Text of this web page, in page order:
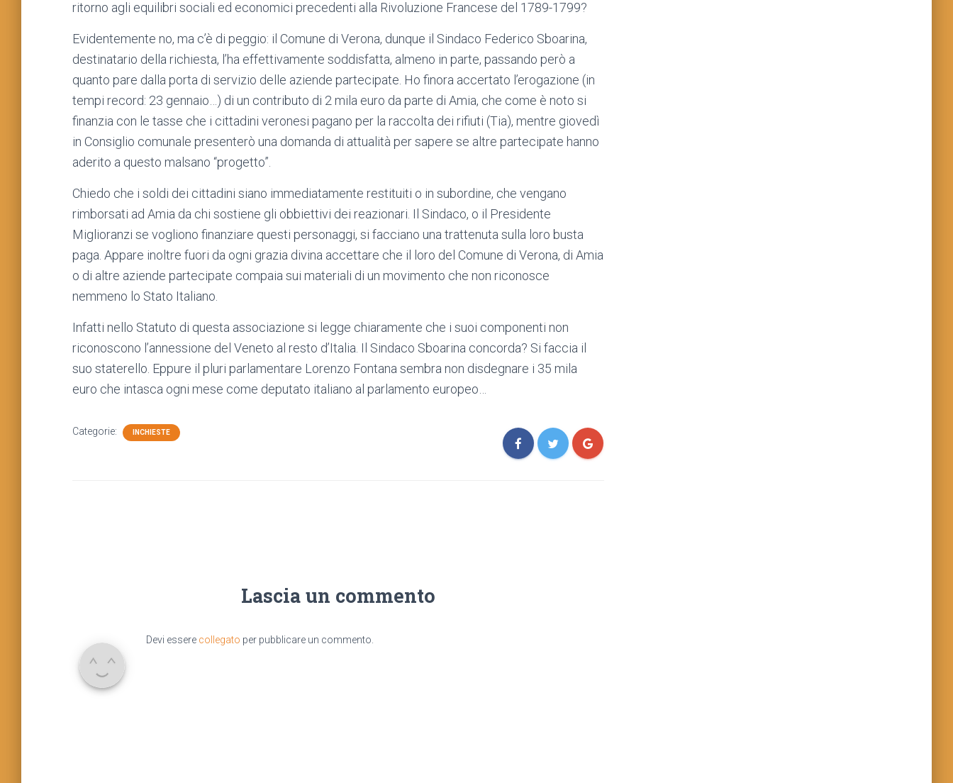
ritorno agli equilibri sociali ed economici precedenti alla Rivoluzione Francese del 1789-1799?
Evidentemente no, ma c’è di peggio: il Comune di Verona, dunque il Sindaco Federico Sboarina,
destinatario della richiesta, l’ha effettivamente soddisfatta, almeno in parte, passando però a
quanto pare dalla porta di servizio delle aziende partecipate. Ho finora accertato l’erogazione (in
tempi record: 23 gennaio…) di un contributo di 2 mila euro da parte di Amia, che come è noto si
finanzia con le tasse che i cittadini veronesi pagano per la raccolta dei rifiuti (Tia), mentre giovedì
in Consiglio comunale presenterò una domanda di attualità per sapere se altre partecipate hanno
aderito a questo malsano “progetto”.
Chiedo che i soldi dei cittadini siano immediatamente restituiti o in subordine, che vengano
rimborsati ad Amia da chi sostiene gli obbiettivi dei reazionari. Il Sindaco, o il Presidente
Miglioranzi se vogliono finanziare questi personaggi, si facciano una trattenuta sulla loro busta
paga. Appare inoltre fuori da ogni grazia divina accettare che il loro del Comune di Verona, di Amia
o di altre aziende partecipate compaia sui materiali di un movimento che non riconosce
nemmeno lo Stato Italiano.
Infatti nello Statuto di questa associazione si legge chiaramente che i suoi componenti non
riconoscono l’annessione del Veneto al resto d’Italia. Il Sindaco Sboarina concorda? Si faccia il
suo staterello. Eppure il pluri parlamentare Lorenzo Fontana sembra non disdegnare i 35 mila
euro che intasca ogni mese come deputato italiano al parlamento europeo…
Categorie: INCHIESTE
Lascia un commento
Devi essere collegato per pubblicare un commento.